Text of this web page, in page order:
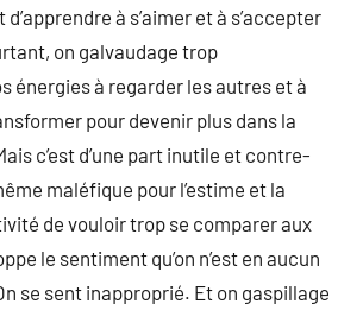
à s’aimer et à s’accepter
on galvaudage trop
énergies à regarder les autres et à
pour devenir plus dans la
c’est d’une part inutile et contre-
maléfique pour l’estime et la
de vouloir trop se comparer aux
le sentiment qu’on n’est en aucun
se sent inapproprié. Et on gaspillage